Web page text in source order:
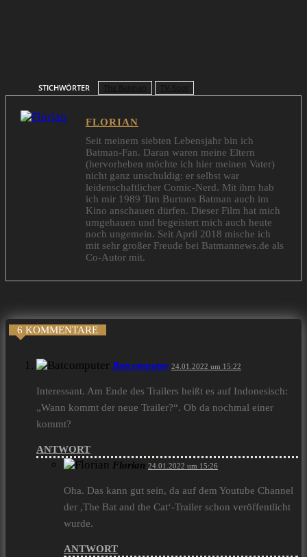
STICHWÖRTER
FLORIAN
Seit meinem siebten Lebensjahr bin ich
Batman-Fan. Daran waren meine Eltern
(hervorheben möchte ich hier meinen Vater)
nicht ganz unschuldig: er selbst war
leidenschaftlicher Comic-Nerd. Mit ihm hab
ich mir 1989 Tim Burtons Batman auch im
Kino anschauen dürfen. Dieser Film hat mich
umgehauen und begeistert mich auch heute
noch ungemein. Seit April 2018 mische ich
mit sehr großer Freude bei Batmannews.de als
Co-Autor mit.
6 KOMMENTARE
Batcomputer 24.01.2022 um 15:22
Interessant. Am Ende des Trailers heißt es auf Indonesisch:
„Wann kommt der neue Trailer?“. Ob da nochmal einer
kommt?
ANTWORT
Florian 24.01.2022 um 15:26
Oha. Das kann gut sein, da auf dem Youtube Channel
der ,The Bat and the Cat‘-Trailer schon veröffentlicht
wurde.
ANTWORT